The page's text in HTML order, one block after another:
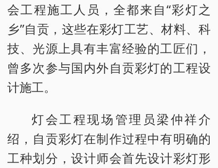
会工程施工人员，全都来自“彩灯之
乡”自贡，这些在彩灯工艺、材料、科
技、光源上具有丰富经验的工匠们，
曾多次参与国内外自贡彩灯的工程设
计施工。
灯会工程现场管理员梁仲祥介
绍，自贡彩灯在制作过程中有明确的
工种划分，设计师会首先设计彩灯形